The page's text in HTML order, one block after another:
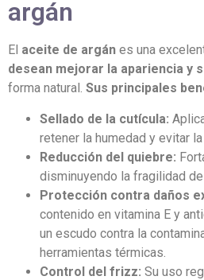
argán
El aceite de argán es una
desean mejorar la apariencia y
forma natural. Sus principales
Sellado de la cutícula:
retener la humedad y evitar
Reducción del quiebre:
disminuyendo la fragilidad
Protección contra daños
contenido en vitamina E y
un escudo contra la
herramientas térmicas.
Control del frizz: Su uso